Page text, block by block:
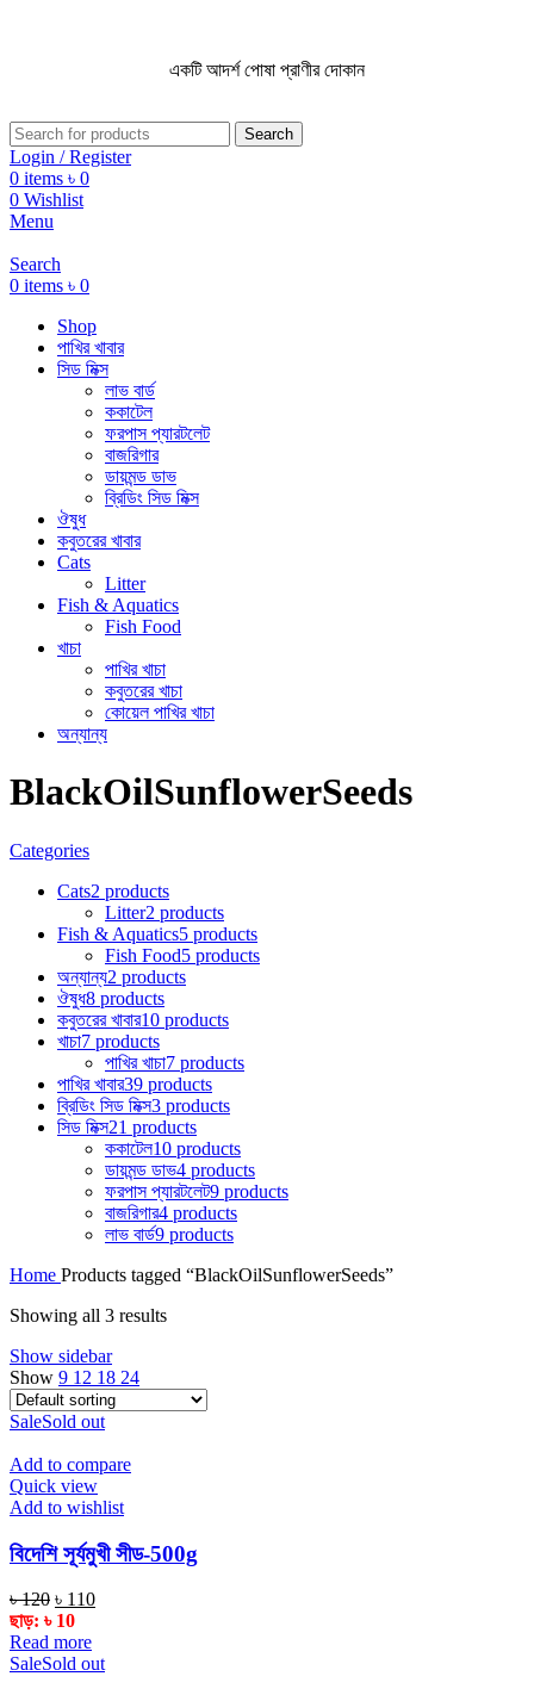
একটি আদর্শ পোষা প্রাণীর দোকান
Search
Login / Register
0 items ৳ 0
0 Wishlist
Menu
Search
0 items ৳ 0
Shop
পাখির খাবার
সিড মিক্স
লাভ বার্ড
ককাটেল
ফরপাস প্যারটলেট
বাজরিগার
ডায়মন্ড ডাভ
ব্রিডিং সিড মিক্স
ঔষুধ
কবুতরের খাবার
Cats
Litter
Fish & Aquatics
Fish Food
খাচা
পাখির খাচা
কবুতরের খাচা
কোয়েল পাখির খাচা
অন্যান্য
BlackOilSunflowerSeeds
Categories
Cats2 products
Litter2 products
Fish & Aquatics5 products
Fish Food5 products
অন্যান্য2 products
ঔষুধ8 products
কবুতরের খাবার10 products
খাচা7 products
পাখির খাচা7 products
পাখির খাবার39 products
ব্রিডিং সিড মিক্স3 products
সিড মিক্স21 products
ককাটেল10 products
ডায়মন্ড ডাভ4 products
ফরপাস প্যারটলেট9 products
বাজরিগার4 products
লাভ বার্ড9 products
Home Products tagged “BlackOilSunflowerSeeds”
Showing all 3 results
Show sidebar
Show 9 12 18 24
SaleSold out
Add to compare
Quick view
Add to wishlist
বিদেশি সূর্যমুখী সীড-500g
৳120 Original
price
was:
৳ 120.
৳ 110Current
৳ 110.
ছাড়: ৳ 10
Read more
SaleSold out